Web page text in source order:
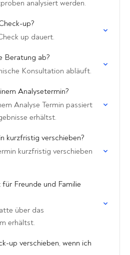
analysiert werden.
up?
up dauert.
Beratung ab?
Konsultation abläuft.
Analysetermin?
Analyse Termin passiert
erhältst.
kurzfristig verschieben?
kurzfristig verschieben
Freunde und Familie
über das
erhältst.
up verschieben, wenn ich